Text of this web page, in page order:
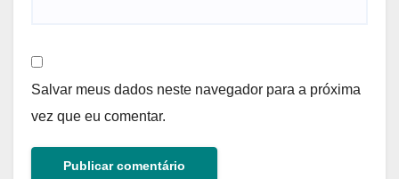
Salvar meus dados neste navegador para a próxima
vez que eu comentar.